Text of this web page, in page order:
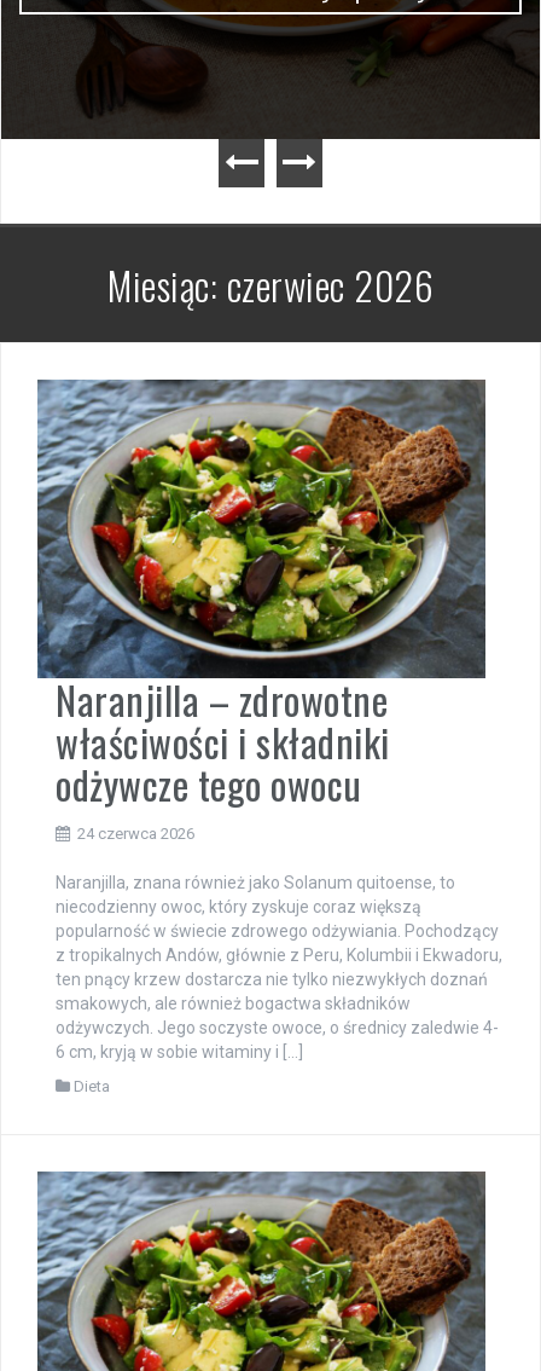
Miesiąc: czerwiec 2026
Naranjilla – zdrowotne
właściwości i składniki
odżywcze tego owocu
24 czerwca 2026
Naranjilla, znana również jako Solanum quitoense, to
niecodzienny owoc, który zyskuje coraz większą
popularność w świecie zdrowego odżywiania. Pochodzący
z tropikalnych Andów, głównie z Peru, Kolumbii i Ekwadoru,
ten pnący krzew dostarcza nie tylko niezwykłych doznań
smakowych, ale również bogactwa składników
odżywczych. Jego soczyste owoce, o średnicy zaledwie 4-
6 cm, kryją w sobie witaminy i […]
Dieta